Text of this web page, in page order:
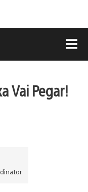
Vai Pegar!